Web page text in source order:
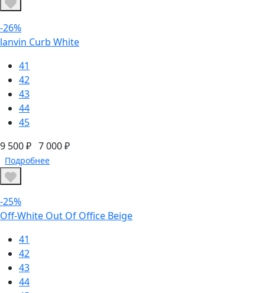
-26%
lanvin Curb White
41
42
43
44
45
9 500 ₽ 7 000 ₽
Подробнее
-25%
Off-White Out Of Office Beige
41
42
43
44